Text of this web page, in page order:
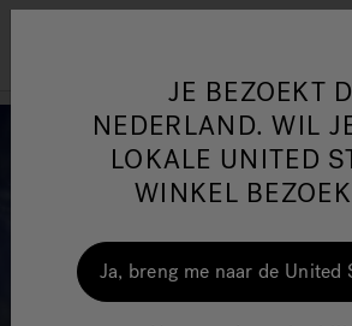
One Page
JE BEZOEKT
NEDERLAND. WIL
LOKALE UNITED
WINKEL
Ja, breng me naar de United